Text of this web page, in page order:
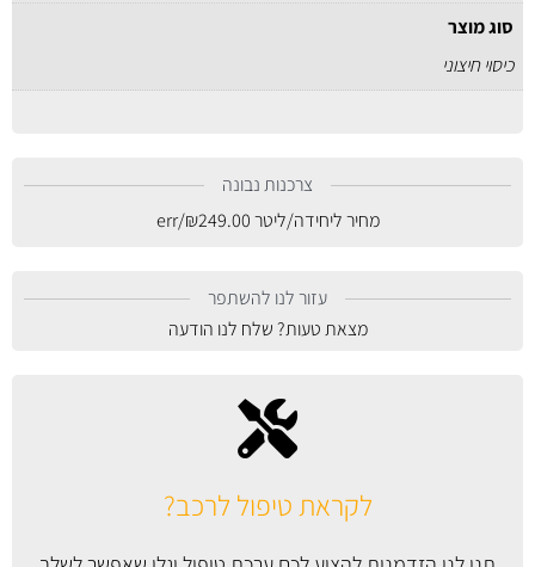
לקראת טיפול לרכב?
סוג מוצר
כיסוי חיצוני
צרכנות נבונה
מחיר ליחידה/ליטר
₪249.00
/err
עזור לנו להשתפר
מצאת טעות? שלח לנו הודעה